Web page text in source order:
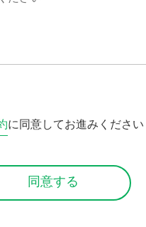
に同意してお進みください